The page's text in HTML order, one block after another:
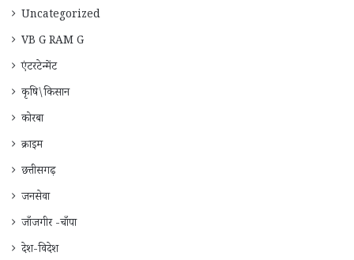
Uncategorized
VB G RAM G
एंटरटेन्मेंट
कृषि\किसान
कोरबा
क्राइम
छत्तीसगढ़
जनसेवा
जाँजगीर -चाँपा
देश-विदेश